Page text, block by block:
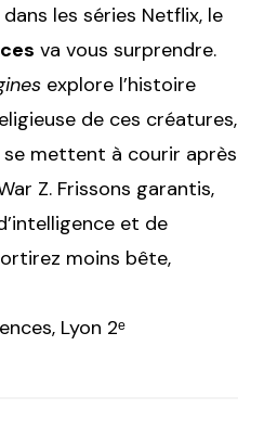
les séries Netflix, le
va vous surprendre.
explore l’histoire
de ces créatures,
se mettent à courir après
Z. Frissons garantis,
et de
moins bête,
Lyon 2ᵉ